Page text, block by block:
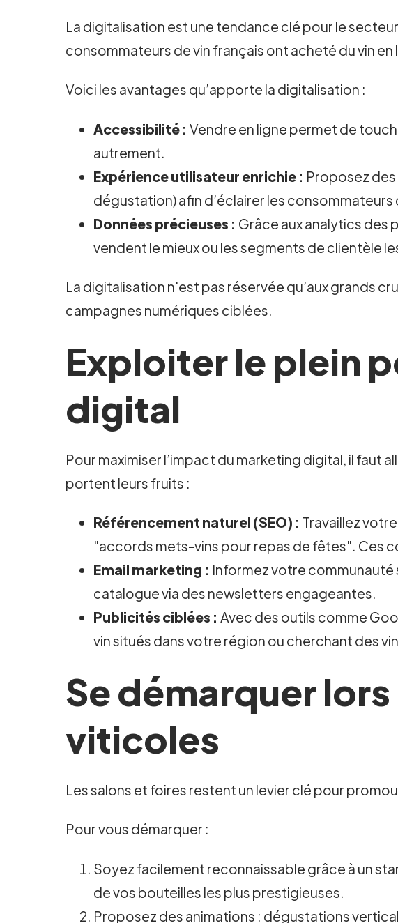
La digitalisation est une tendance clé pour le
consommateurs de vin français ont acheté du vin
Voici les avantages qu’apporte la digitalisation :
Accessibilité : Vendre en ligne permet de
autrement.
Expérience utilisateur enrichie : Proposez
dégustation) afin d’éclairer les consommateurs
Données précieuses : Grâce aux analytics des
vendent le mieux ou les segments de clientèle
La digitalisation n'est pas réservée qu’aux grands
campagnes numériques ciblées.
Exploiter le plein
digital
Pour maximiser l’impact du marketing digital, il faut
portent leurs fruits :
Référencement naturel (SEO) : Travaillez
"accords mets-vins pour repas de fêtes". Ces
Email marketing : Informez votre communauté
catalogue via des newsletters engageantes.
Publicités ciblées : Avec des outils comme
vin situés dans votre région ou cherchant des
Se démarquer
viticoles
Les salons et foires restent un levier clé pour
Pour vous démarquer :
Soyez facilement reconnaissable grâce à un
de vos bouteilles les plus prestigieuses.
Proposez des animations : dégustations